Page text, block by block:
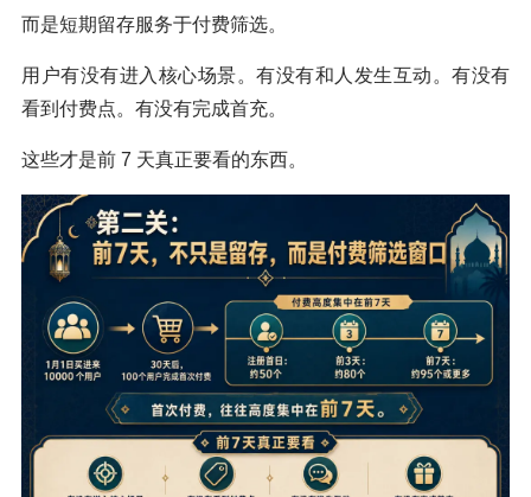
而是短期留存服务于付费筛选。
用户有没有进入核心场景。有没有和人发生互动。有没有
看到付费点。有没有完成首充。
这些才是前 7 天真正要看的东西。